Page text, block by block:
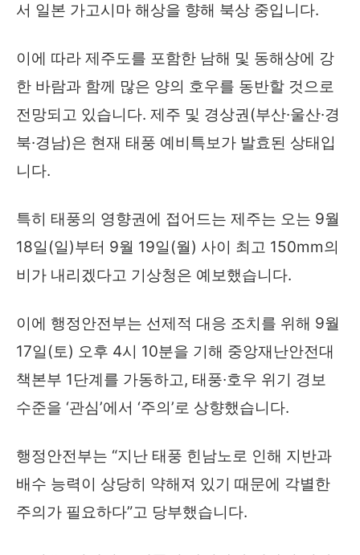
서 일본 가고시마 해상을 향해 북상 중입니다.
이에 따라 제주도를 포함한 남해 및 동해상에 강
한 바람과 함께 많은 양의 호우를 동반할 것으로
전망되고 있습니다. 제주 및 경상권(부산·울산·경
북·경남)은 현재 태풍 예비특보가 발효된 상태입
니다.
특히 태풍의 영향권에 접어드는 제주는 오는 9월
18일(일)부터 9월 19일(월) 사이 최고 150mm의
비가 내리겠다고 기상청은 예보했습니다.
이에 행정안전부는 선제적 대응 조치를 위해 9월
17일(토) 오후 4시 10분을 기해 중앙재난안전대
책본부 1단계를 가동하고, 태풍·호우 위기 경보
수준을 ‘관심’에서 ‘주의’로 상향했습니다.
행정안전부는 “지난 태풍 힌남노로 인해 지반과
배수 능력이 상당히 약해져 있기 때문에 각별한
주의가 필요하다”고 당부했습니다.